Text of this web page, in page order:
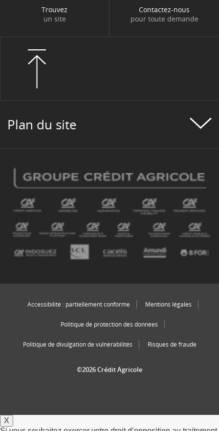
Trouvez
un site
Contactez-nous
pour toute demande
Plan du site
Accessibilité : partiellement conforme Mentions légales
Politique de protection des données
Politique de divulgation de vulnérabilités Risques de fraude
©2026 Crédit Agricole
X